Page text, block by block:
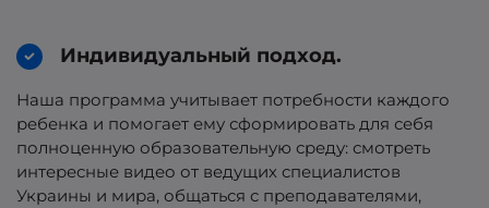
Индивидуальный подход.
Наша программа учитывает потребности каждого
ребенка и помогает ему сформировать для себя
полноценную образовательную среду: смотреть
интересные видео от ведущих специалистов
Украины и мира, общаться с преподавателями,